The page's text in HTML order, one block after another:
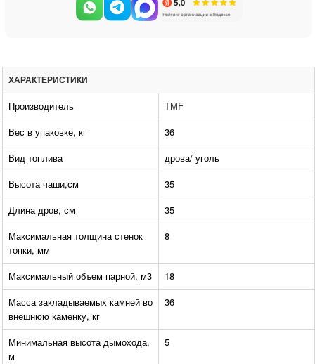
ХАРАКТЕРИСТИКИ
Производитель
TMF
Вес в упаковке, кг
36
Вид топлива
дрова/ уголь
Высота чаши,см
35
Длина дров, см
35
Максимальная толщина стенок
топки, мм
8
Максимальный объем парной, м3
18
Масса закладываемых камней во
внешнюю каменку, кг
36
Минимальная высота дымохода,
м
5